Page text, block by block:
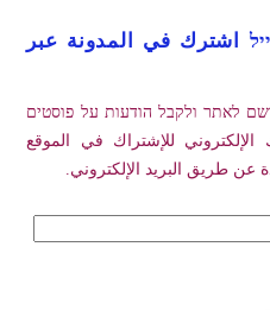
اشترك في المدونة عبر
לאתר ולקבל הודעות על פוסטים
للإشتراك في الموقع
عن طريق البريد الإلكتروني.